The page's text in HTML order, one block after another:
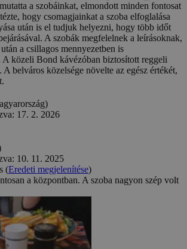
a szobáinkat, elmondott minden fontosat
hogy csomagjainkat a szoba elfoglalása
után is el tudjuk helyezni, hogy több időt
A szobák megfelelnek a leírásoknak,
a csillagos mennyezetben is
közeli Bond kávézóban biztosított reggeli
belváros közelsége növelte az egész értékét,
17. 2. 2026
10. 11. 2025
(Eredeti megjelenítése)
a központban. A szoba nagyon szép volt